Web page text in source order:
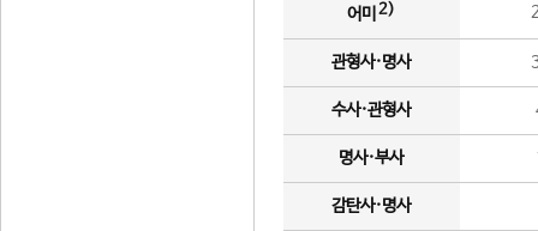
어미 2)
관형사·명사
수사·관형사
명사·부사
감탄사·명사